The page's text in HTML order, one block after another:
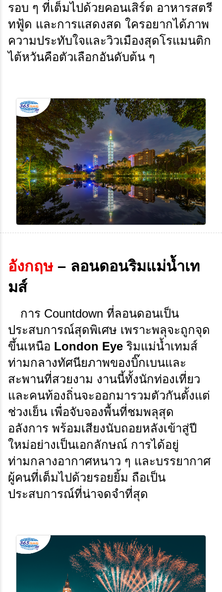
รอบ ๆ ที่เต็มไปด้วยคอนเสิร์ต อาหารสตรี
ทฟู้ด และการแสดงสด ใครอยากได้ภาพ
ความประทับใจและวิวเมืองสุดโรแมนติก
ไต้หวันคือตัวเลือกอันดับต้น ๆ
อังกฤษ– ลอนดอนริมแม่น้ำเท
มส์
การ Countdown ที่ลอนดอนเป็น
ประสบการณ์สุดพิเศษ เพราะพลุจะถูกจุด
ขึ้นเหนือ London Eye ริมแม่น้ำเทมส์
ท่ามกลางทัศนียภาพของบิ๊กเบนและ
สะพานที่สวยงาม งานนี้ทั้งนักท่องเที่ยว
และคนท้องถิ่นจะออกมารวมตัวกันตั้งแต่
ช่วงเย็น เพื่อจับจองพื้นที่ชมพลุสุด
อลังการ พร้อมเสียงนับถอยหลังเข้าสู่ปี
ใหม่อย่างเป็นเอกลักษณ์ การได้อยู่
ท่ามกลางอากาศหนาว ๆ และบรรยากาศ
ผู้คนที่เต็มไปด้วยรอยยิ้ม ถือเป็น
ประสบการณ์ที่น่าจดจำที่สุด